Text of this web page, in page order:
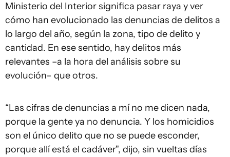
Ministerio del Interior significa pasar raya y ver
cómo han evolucionado las denuncias de delitos a
lo largo del año, según la zona, tipo de delito y
cantidad. En ese sentido, hay delitos más
relevantes –a la hora del análisis sobre su
evolución– que otros.
“Las cifras de denuncias a mí no me dicen nada,
porque la gente ya no denuncia. Y los homicidios
son el único delito que no se puede esconder,
porque allí está el cadáver", dijo, sin vueltas días